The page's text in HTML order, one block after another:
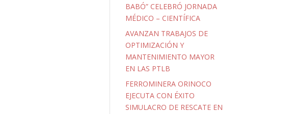
BABÓ” CELEBRÓ JORNADA
MÉDICO – CIENTÍFICA
AVANZAN TRABAJOS DE
OPTIMIZACIÓN Y
MANTENIMIENTO MAYOR
EN LAS PTLB
FERROMINERA ORINOCO
EJECUTA CON ÉXITO
SIMULACRO DE RESCATE EN